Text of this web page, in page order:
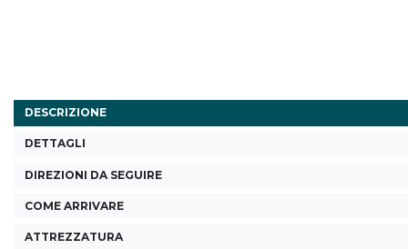
DESCRIZIONE
DETTAGLI
DIREZIONI DA SEGUIRE
COME ARRIVARE
ATTREZZATURA